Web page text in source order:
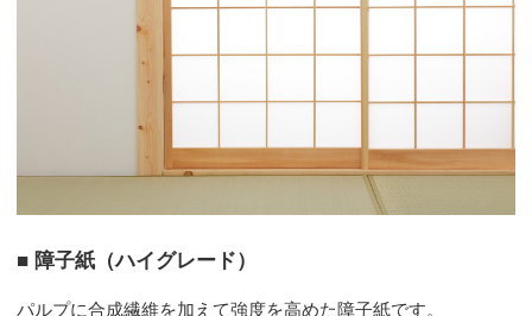
■ 障子紙（ハイグレード）
パルプに合成繊維を加えて強度を高めた障子紙です。